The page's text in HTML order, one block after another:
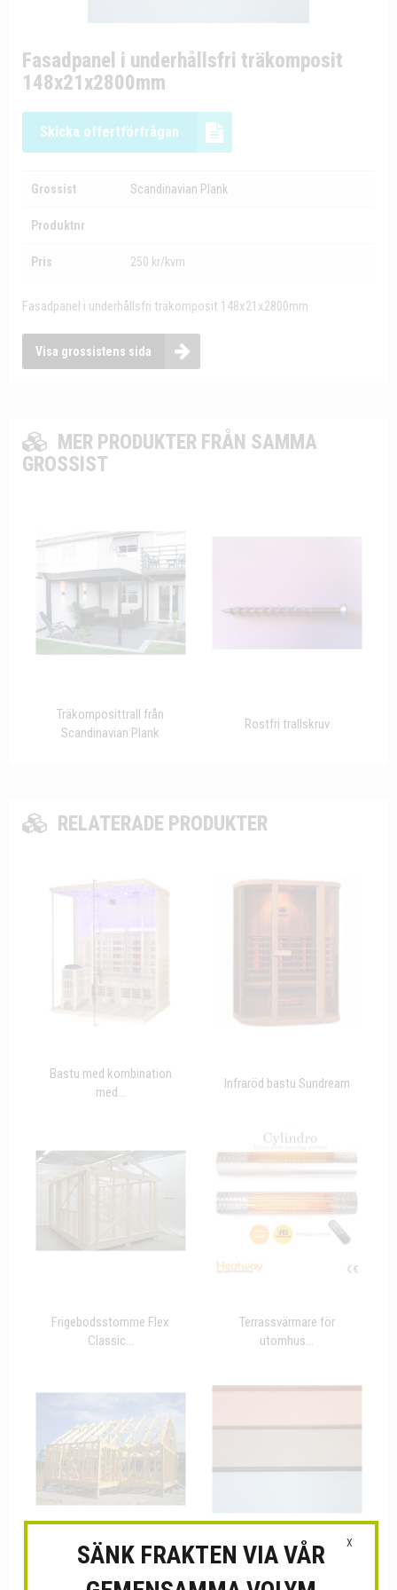
Fasadpanel i underhållsfri träkomposit
148x21x2800mm
Skicka offertförfrågan
Grossist Scandinavian Plank
Produktnr
Pris 250 kr/kvm
Fasadpanel i underhållsfri träkomposit 148x21x2800mm
Visa grossistens sida
MER PRODUKTER FRÅN SAMMA
GROSSIST
Träkomposittrall från
Scandinavian Plank
Rostfri trallskruv
RELATERADE PRODUKTER
Bastu med kombination
med...
Infraröd bastu Sundream
Frigebodsstomme Flex
Classic...
Terrassvärmare för
utomhus...
Lösmaterial till Stommar... Fasadpanel i underhållsfri...
X
SÄNK FRAKTEN VIA VÅR